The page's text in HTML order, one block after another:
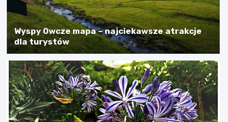
Wyspy Owcze mapa – najciekawsze atrakcje
dla turystów